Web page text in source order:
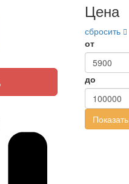
Цена
сбросить
от
до
Показать